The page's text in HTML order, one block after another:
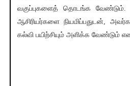
வகுப்புகளைத் தொடங்க வேண்டும்.
ஆசிரியர்களை நியமிப்பதுடன்,
கல்வி பயிற்சியும் அளிக்க வேண்டும்